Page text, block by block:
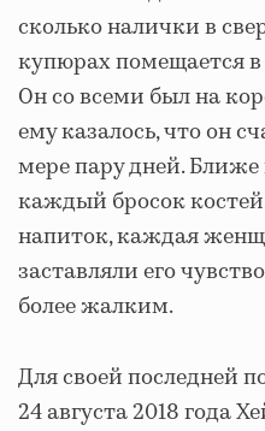
сколько налички в
купюрах помещается
Он со всеми был на
ему казалось, что он
мере пару дней.
каждый бросок
напиток, каждая
заставляли его
более жалким.
Для своей последней
24 августа 2018 года